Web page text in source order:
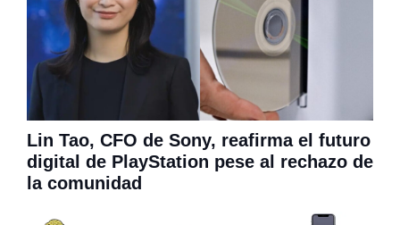
Lin Tao, CFO de Sony, reafirma el futuro
digital de PlayStation pese al rechazo de
la comunidad